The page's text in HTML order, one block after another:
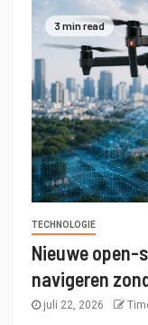
3 min read
TECHNOLOGIE
Nieuwe
navigeren
juli 22, 2026